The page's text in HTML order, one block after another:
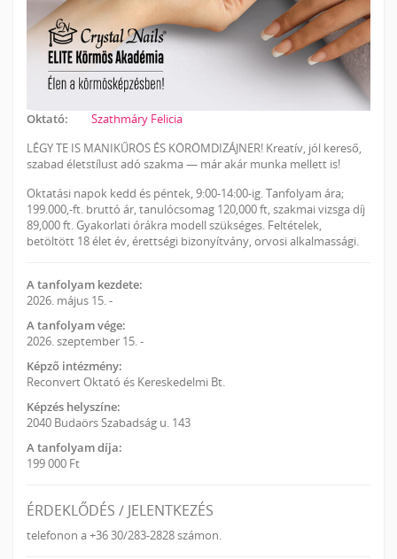
Oktató:
Szathmáry Felicia
LÉGY TE IS MANIKŰRÖS ÉS KÖRÖMDIZÁJNER! Kreatív, jól kereső,
szabad életstílust adó szakma — már akár munka mellett is!
Oktatási napok kedd és péntek, 9:00-14:00-ig. Tanfolyam ára;
199.000,-ft. bruttó ár, tanulócsomag 120,000 ft, szakmai vizsga díj
89,000 ft. Gyakorlati órákra modell szükséges. Feltételek,
betöltött 18 élet év, érettségi bizonyítvány, orvosi alkalmassági.
A tanfolyam kezdete:
2026. május 15. -
A tanfolyam vége:
2026. szeptember 15. -
Képző intézmény:
Reconvert Oktató és Kereskedelmi Bt.
Képzés helyszíne:
2040 Budaörs Szabadság u. 143
A tanfolyam díja:
199 000 Ft
ÉRDEKLŐDÉS / JELENTKEZÉS
telefonon a +36 30/283-2828 számon.